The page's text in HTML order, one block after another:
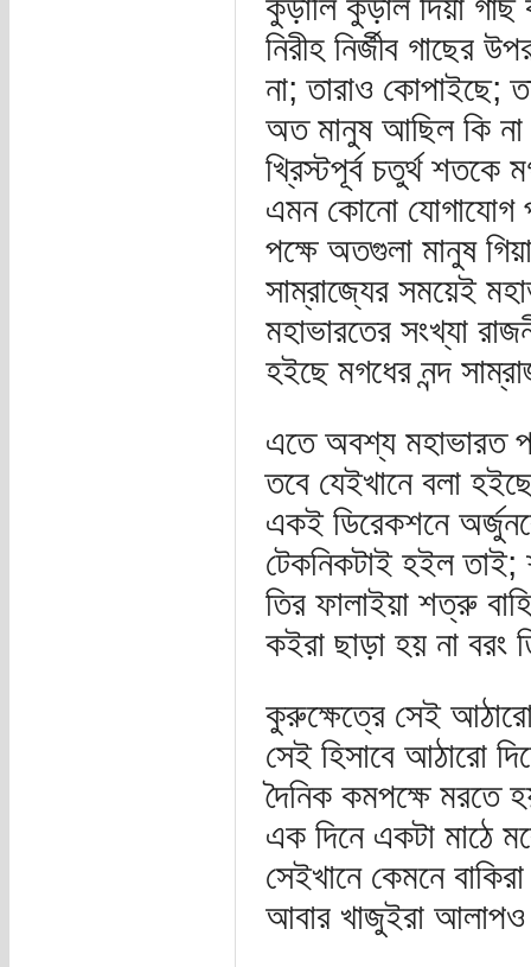
নিরীহ নির্জীব গাছের
না; তারাও কোপাইছে;
অত মানুষ আছিল কি না
খ্রিস্টপূর্ব চতুর্থ শতকে
এমন কোনো যোগাযোগ
পক্ষে অতগুলা মানুষ
সাম্রাজ্যের সময়েই
মহাভারতের সংখ্যা
হইছে মগধের নন্দ
এতে অবশ্য মহাভারত
তবে যেইখানে বলা
একই ডিরেকশনে
টেকনিকটাই হইল
তির ফালাইয়া শত্রু
কইরা ছাড়া হয় না বরং
কুরুক্ষেত্রে সেই আঠারো
সেই হিসাবে আঠারো
দৈনিক কমপক্ষে মরতে
এক দিনে একটা মাঠে
সেইখানে কেমনে
আবার খাজুইরা আলাপও